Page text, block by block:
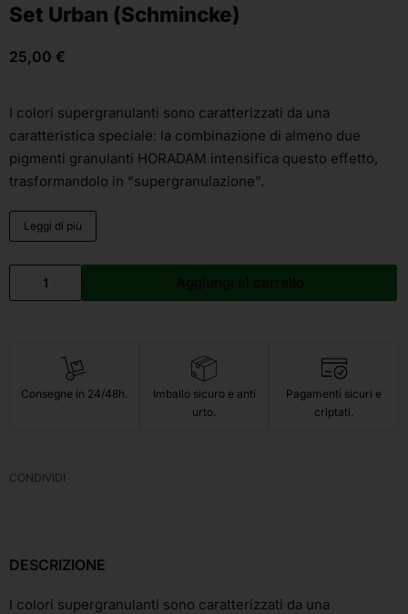
Set Urban (Schmincke)
25,00 €
I colori supergranulanti sono caratterizzati da una
caratteristica speciale: la combinazione di almeno due
pigmenti granulanti HORADAM intensifica questo effetto,
trasformandolo in “supergranulazione”.
Leggi di più
Consegne in 24/48h.
Imballo sicuro e anti
urto.
Pagamenti sicuri e
criptati.
CONDIVIDI
DESCRIZIONE
I colori supergranulanti sono caratterizzati da una